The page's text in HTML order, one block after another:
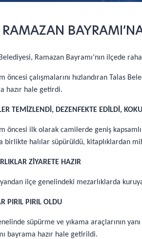
Ramazan Bayramı’nın ilçede
öncesi çalışmalarını hızlandıran Talas
hazır hale getirdi.
TEMİZLENDİ, DEZENFEKTE EDİLDİ,
öncesi ilk olarak camilerde geniş
birlikte halılar süpürüldü, kitaplıklardan
ZİYARETE HAZIR
ilçe genelindeki mezarlıklarda
PIRIL PIRIL OLDU
süpürme ve yıkama araçlarının
bayrama hazır hale getirildi.